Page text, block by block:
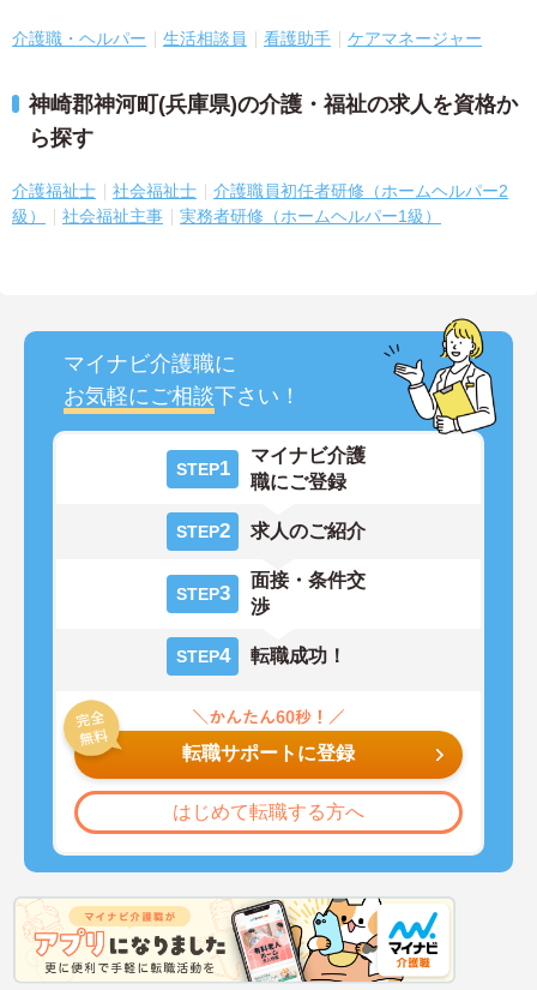
介護職・ヘルパー 生活相談員 看護助手 ケアマネージャー
神崎郡神河町(兵庫県)の介護・福祉の求人を資格か
ら探す
介護福祉士 社会福祉士
介護職員初任者研修（ホームヘルパー2
級）
社会福祉主事 実務者研修（ホームヘルパー1級）
マイナビ介護職に
お気軽にご相談下さい！
STEP1
マイナビ介護
職にご登録
STEP2 求人のご紹介
STEP3
面接・条件交
渉
STEP4 転職成功！
転職サポートに登録
はじめて転職する方へ